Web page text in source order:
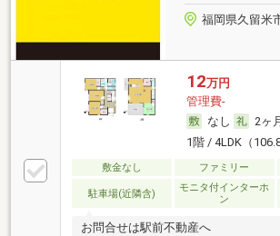
福岡県久留米
12万円
管理費-
なし
2ヶ
1階 / 4LDK（
敷金なし ファミリー
駐車場(近隣含)
モニタ付インターホ
ン
お問合せは駅前不動産へ